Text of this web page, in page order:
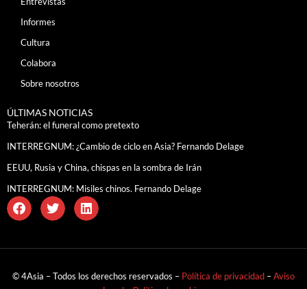
Informes
Cultura
Colabora
Sobre nosotros
ÚLTIMAS NOTICIAS
Teherán: el funeral como pretexto
INTERREGNUM: ¿Cambio de ciclo en Asia? Fernando Delage
EEUU, Rusia y China, chispas en la sombra de Irán
INTERREGNUM: Misiles chinos. Fernando Delage
© 4Asia – Todos los derechos reservados – Política de privacidad –Aviso